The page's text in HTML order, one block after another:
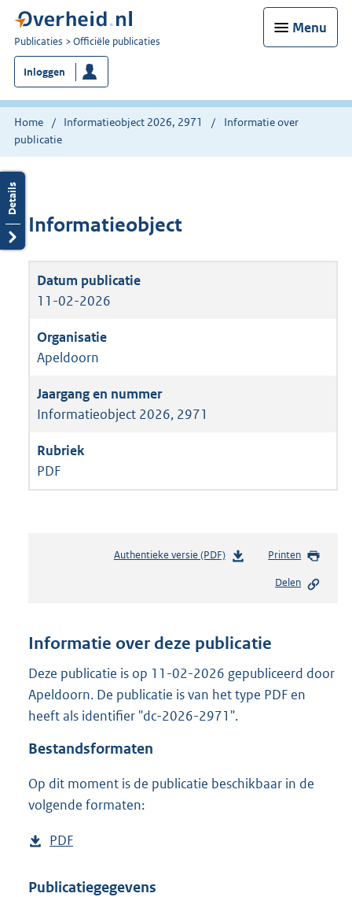
Menu
U
bent
nu
hier:
Publicaties Officiële publicaties
Inloggen
Home Informatieobject 2026, 2971
Informatie over
publicatie
Informatieobject
11-02-2026
Apeldoorn
Informatieobject 2026, 2971
PDF
Authentieke versie (PDF)b
n
s
r
o
e
Printen
Delen
Informatie over deze publicatie
Deze publicatie is op 11-02-2026 gepubliceerd door
Apeldoorn. De publicatie is van het type PDF en
heeft als identifier "dc-2026-2971".
Bestandsformaten
Op dit moment is de publicatie beschikbaar in de
volgende formaten:
D
w
PDF
s
Publicatiegegevens